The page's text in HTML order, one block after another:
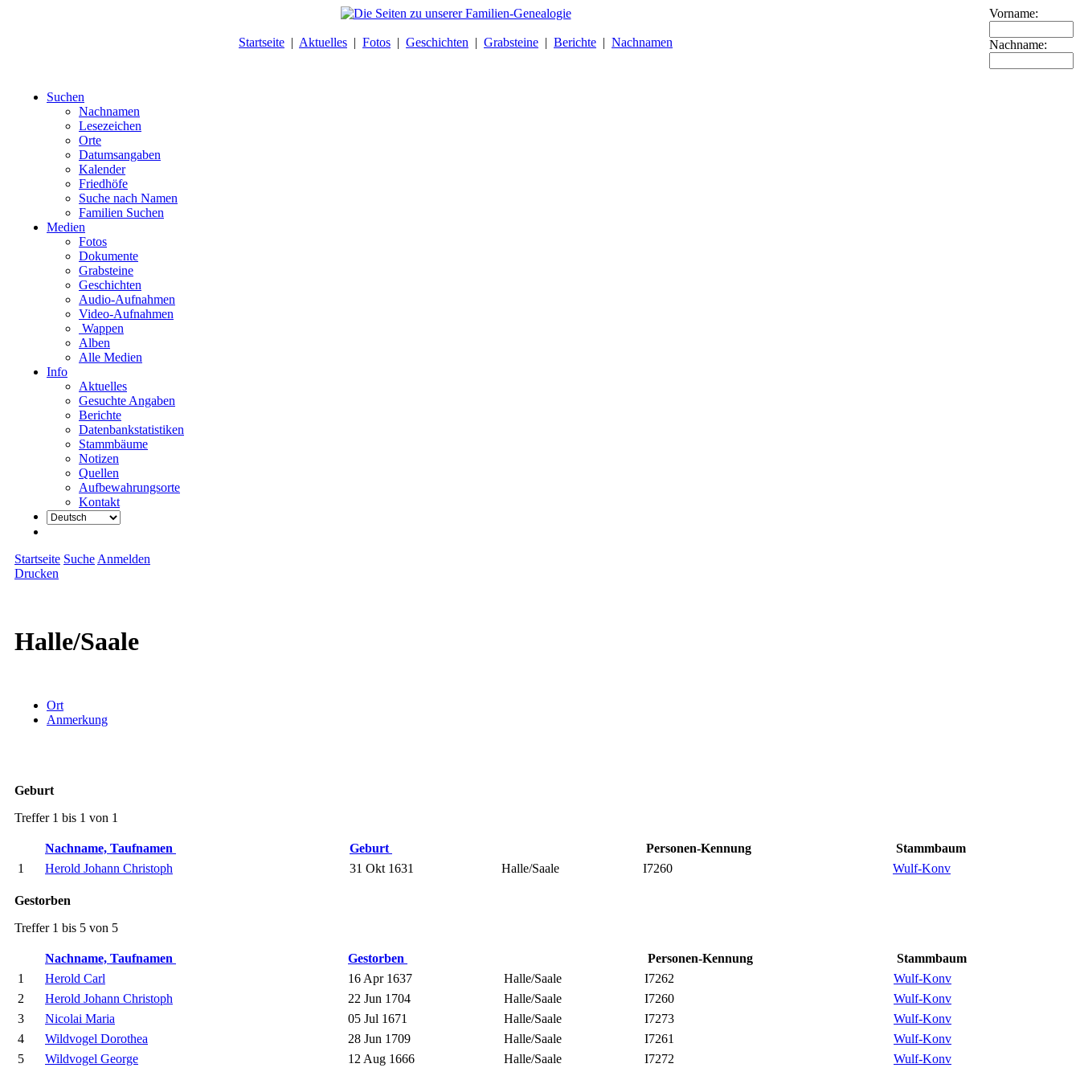
Startseite | Aktuelles | Fotos | Geschichten | Grabsteine | Berichte | Nachnamen
Vorname:
Nachname:
Suchen
Nachnamen
Lesezeichen
Orte
Datumsangaben
Kalender
Friedhöfe
Suche nach Namen
Familien Suchen
Medien
Fotos
Dokumente
Grabsteine
Geschichten
Audio-Aufnahmen
Video-Aufnahmen
Wappen
Alben
Alle Medien
Info
Aktuelles
Gesuchte Angaben
Berichte
Datenbankstatistiken
Stammbäume
Notizen
Quellen
Aufbewahrungsorte
Kontakt
Startseite Suche Anmelden
Drucken
Halle/Saale
Ort
Anmerkung
Geburt
Treffer 1 bis 1 von 1
Nachname, Taufnamen Geburt Personen-Kennung
Stammbaum
1
Herold Johann Christoph 31 Okt 1631 Halle/Saale I7260 Wulf-Konv
Gestorben
Treffer 1 bis 5 von 5
Nachname, Taufnamen Gestorben Personen-Kennung
Stammbaum
1
Herold Carl 16 Apr 1637 Halle/Saale I7262
Wulf-Konv
2
Herold Johann Christoph 22 Jun 1704 Halle/Saale I7260
Wulf-Konv
3
Nicolai Maria 05 Jul 1671 Halle/Saale I7273
Wulf-Konv
4
Wildvogel Dorothea 28 Jun 1709 Halle/Saale I7261
Wulf-Konv
5
Wildvogel George 12 Aug 1666 Halle/Saale I7272 Wulf-Konv